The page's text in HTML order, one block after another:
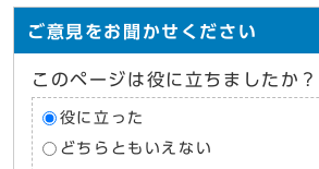
ご意見をお聞かせください
このページは役に立ちましたか？
役に立った
どちらともいえない